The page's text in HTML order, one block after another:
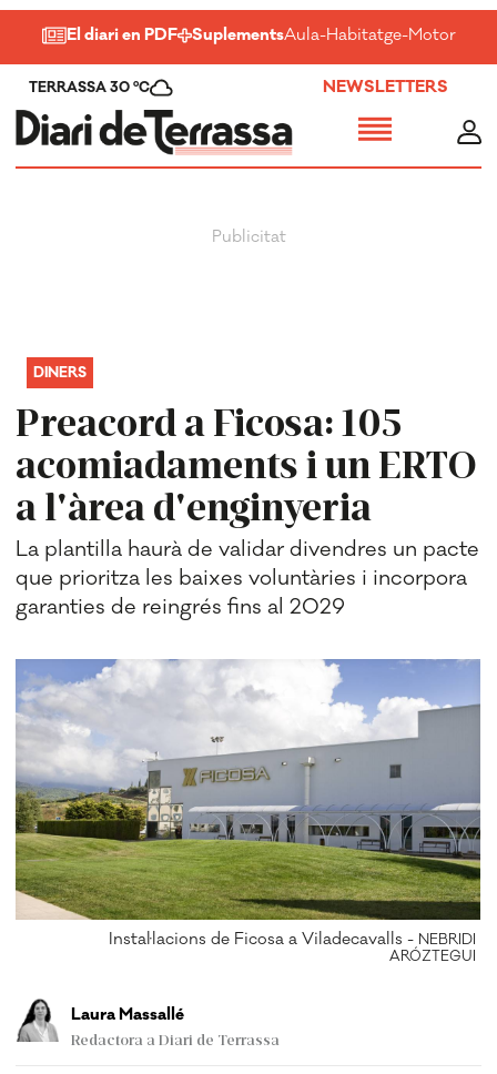
El diari en PDF SuplementsAula-Habitatge-Motor-
TERRASSA 30 ºC NEWSLETTERS
Preacord a Ficosa: 105
acomiadaments i un ERTO
a l'àrea d'enginyeria
DINERS
La plantilla haurà de validar divendres un pacte
que prioritza les baixes voluntàries i incorpora
garanties de reingrés fins al 2029
Instal·lacions de Ficosa a Viladecavalls - NEBRIDI
ARÓZTEGUI
Laura Massallé
Redactora a Diari de Terrassa